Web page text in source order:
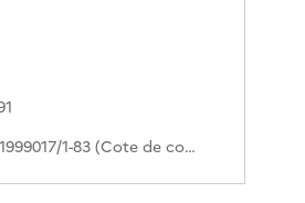
488PO/1999017/1-83 (Cote de commande)